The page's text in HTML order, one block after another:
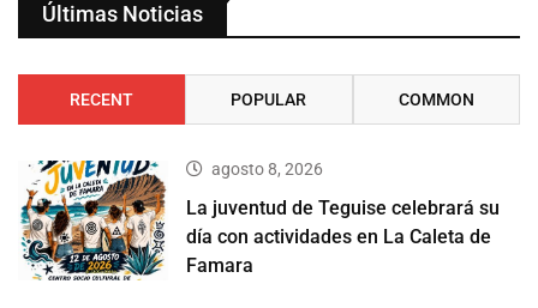
Últimas Noticias
RECENT POPULAR COMMON
agosto 8, 2026
La juventud de Teguise celebrará su
día con actividades en La Caleta de
Famara